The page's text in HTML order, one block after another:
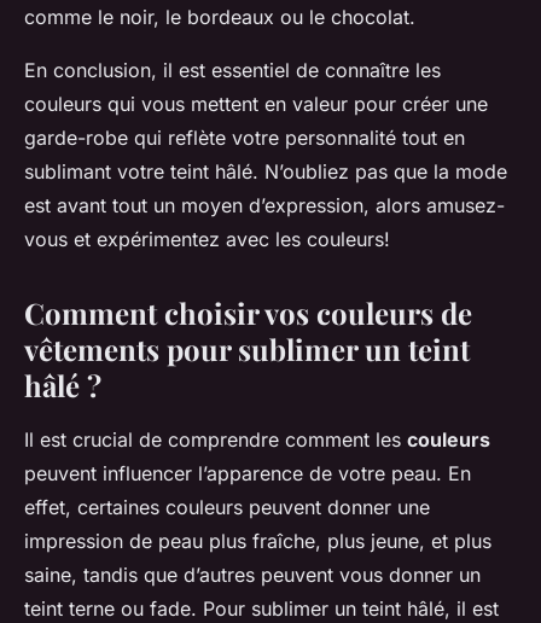
comme le noir, le bordeaux ou le chocolat.
En conclusion, il est essentiel de connaître les
couleurs qui vous mettent en valeur pour créer une
garde-robe qui reflète votre personnalité tout en
sublimant votre teint hâlé. N’oubliez pas que la mode
est avant tout un moyen d’expression, alors amusez-
vous et expérimentez avec les couleurs!
Comment choisir vos couleurs de
vêtements pour sublimer un teint
hâlé ?
Il est crucial de comprendre comment les couleurs
peuvent influencer l’apparence de votre peau. En
effet, certaines couleurs peuvent donner une
impression de peau plus fraîche, plus jeune, et plus
saine, tandis que d’autres peuvent vous donner un
teint terne ou fade. Pour sublimer un teint hâlé, il est